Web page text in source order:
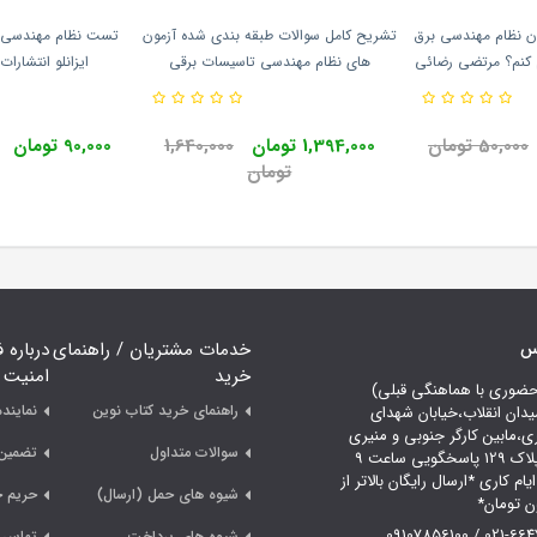
نظام مهندسی برق
کنم؟ مرتضی رضائی
نماد
50,000 تومان
تشریح کامل سوالات طبقه بندی شده آزمون
های نظام مهندسی تاسیسات برقی
(صلاحیت نظارت) ایمان سریری انتشارات
1,394,000 تومان
1,640,000
تومان
تست نظام
ایزانلو
90,000 تومان
با هماهنگی قبلی)
انقلاب،خیابان شهدای
کارگر جنوبی و منیری
جاوید،پلاک 129 پاسخگویی ساعت 9
الی 18 ایام کاری *ارسال رایگان بالاتر از
خدمات مشتریان / راهنمای
خرید
راهنمای خرید کتاب نوین
سوالات متداول
شیوه های حمل (ارسال)
امنیت